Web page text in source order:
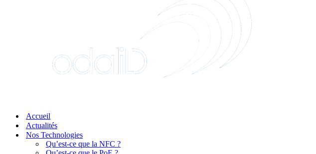
Accueil
Actualités
Nos Technologies
Qu’est-ce que la NFC ?